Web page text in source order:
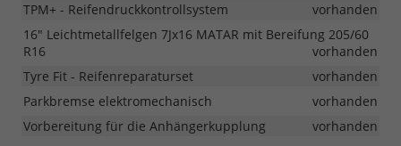
TPM+ - Reifendruckkontrollsystem
vorhanden
16" Leichtmetallfelgen 7Jx16 MATAR mit Bereifung 205/60
R16
vorhanden
Tyre Fit - Reifenreparaturset
vorhanden
Parkbremse elektromechanisch
vorhanden
Vorbereitung für die Anhängerkupplung
vorhanden